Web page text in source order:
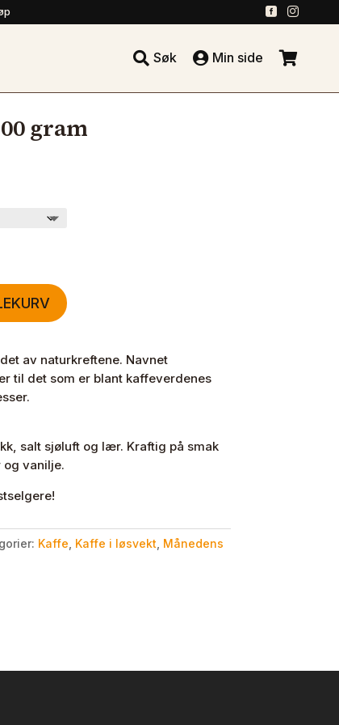
 
 Søk  Min side 
gram
av naturkreftene. Navnet
til det som er blant kaffeverdenes
salt sjøluft og lær. Kraftig på smak
og vanilje.
Kaffe Kaffe i løsvekt Månedens